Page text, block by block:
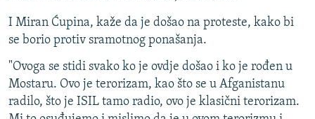
I Miran Ćupina, kaže da je došao na proteste, kako bi
se borio protiv sramotnog ponašanja.
"Ovoga se stidi svako ko je ovdje došao i ko je rođen u
Mostaru. Ovo je terorizam, kao što se u Afganistanu
radilo, što je ISIL tamo radio, ovo je klasični terorizam.